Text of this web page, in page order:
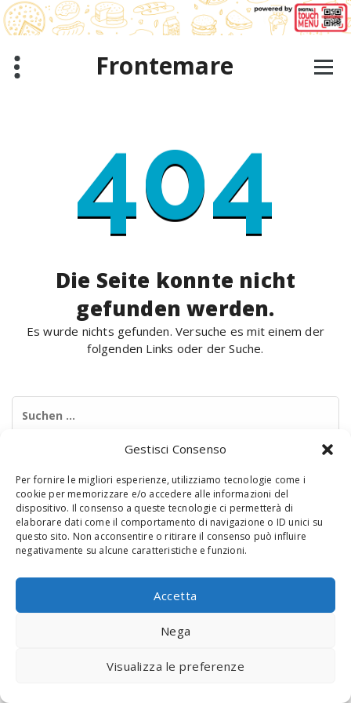
Gestisci Consenso
Per fornire le migliori esperienze, utilizziamo tecnologie come i
cookie per memorizzare e/o accedere alle informazioni del
dispositivo. Il consenso a queste tecnologie ci permetterà di
elaborare dati come il comportamento di navigazione o ID unici su
questo sito. Non acconsentire o ritirare il consenso può influire
negativamente su alcune caratteristiche e funzioni.
Accetta
Nega
Visualizza le preferenze
Zum
Inhalt
springen
Frontemare
404
Die Seite konnte nicht
gefunden werden.
Es wurde nichts gefunden. Versuche es mit einem der
folgenden Links oder der Suche.
© 2020 Digital Touch Menu. Menu realizzato da